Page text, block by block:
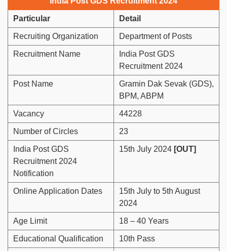
Particular Detail
Recruiting Organization Department of Posts
Recruitment Name
India Post GDS
Recruitment 2024
Post Name
Gramin Dak Sevak (GDS),
BPM, ABPM
Vacancy 44228
Number of Circles 23
India Post GDS
Recruitment 2024
Notification
15th July 2024 [OUT]
Online Application Dates
15th July to 5th August
2024
Age Limit 18 – 40 Years
Educational Qualification 10th Pass